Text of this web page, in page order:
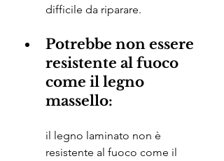
difficile da riparare.
Potrebbe non essere
resistente al fuoco
come il legno
massello:
il legno laminato non è
resistente al fuoco come il